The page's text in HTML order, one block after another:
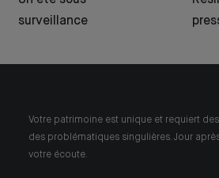
surveillance
Votre patrimoine est unique et requiert
des problématiques singulières. Jour
votre écoute.